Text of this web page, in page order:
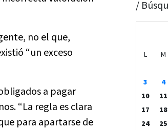
no el que,
“un exceso
a pagar
“La regla es clara
para apartarse de
/
L M
3
4
10
11
17
18
24
25